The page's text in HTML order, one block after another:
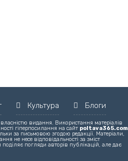
Культура Блоги
видання. Використання матеріалів
гіперпосилання на сайт poltava365.com
за письмовою згодою редакції. Матеріали,
не несе відповідальності за зміст
погляди авторів публікацій, але дає